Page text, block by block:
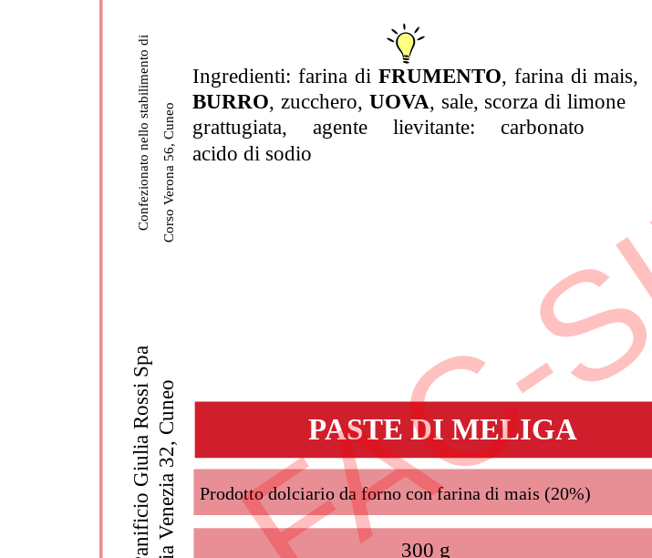
Panificio Giulia Rossi Spa
Confezionato nello stabilimento di
Via Venezia 32, Cuneo
Corso Verona 56, Cuneo
PASTE DI MELIGA
Prodotto dolciario da forno con farina di mais (20%)
300 g
Ingredienti: farina di FRUMENTO, farina di mais,
BURRO, zucchero, UOVA, sale, scorza di limone
grattugiata, agente lievitante: carbonato
acido di sodio